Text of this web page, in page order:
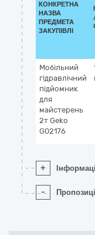
КОНКРЕТНА
НАЗВА
ПРЕДМЕТА
ЗАКУПІВЛІ
Мобільний
гідравлічний
підйомник
для
майстерень
2т Geko
G02176
+
-